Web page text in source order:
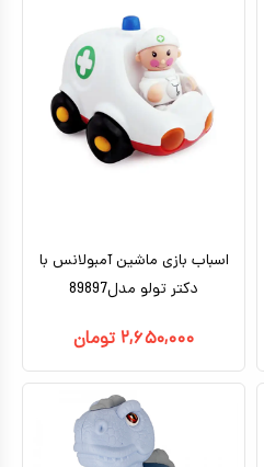
اسباب بازی ماشین آمبولانس با
دکتر تولو مدل89897
۲,۶۵۰,۰۰۰ تومان